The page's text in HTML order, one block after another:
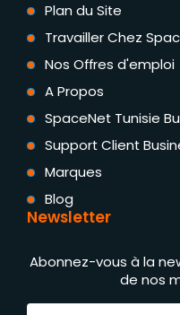
Plan du Site
Travailler Chez
Nos Offres d'emploi
A Propos
SpaceNet Tunisie
Support Client
Marques
Blog
Newsletter
Abonnez-vous à la
de nos